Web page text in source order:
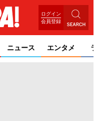
ログイン
会員登録
ニュース エンタメ ライ